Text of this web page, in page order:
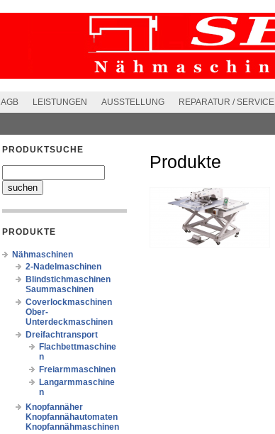
AGB LEISTUNGEN AUSSTELLUNG REPARATUR / SERVICE
PRODUKTSUCHE
PRODUKTE
Nähmaschinen
2-Nadelmaschinen
Blindstichmaschinen
Saummaschinen
Coverlockmaschinen
Ober-
Unterdeckmaschinen
Dreifachtransport
Flachbettmaschine
n
Freiarmmaschinen
Langarmmaschine
n
Knopfannäher
Knopfannähautomaten
Knopfannähmaschinen
Produkte